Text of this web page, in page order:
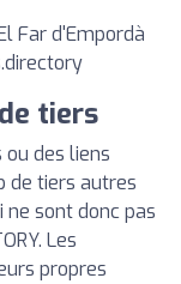
Far d'Empordà
tiers
des liens
de tiers autres
ne sont donc pas
Les
propres